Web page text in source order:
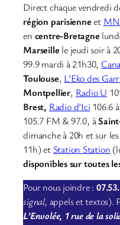
Direct chaque vendredi
région parisienneet
en centre-Bretagne
Marseille le jeudi soir à
99.9 mardi à 21h30,
Toulouse, L’Eko des
Montpellier, Radio U
Brest, Radio d’Ici 106.6
105.7 FM & 97.0, à
dimanche à 20h et sur
11h) et Station Station
disponibles sur toutes
Pour nous joindre :
signal, appels et textos).
L’Envolée, 1 rue de la